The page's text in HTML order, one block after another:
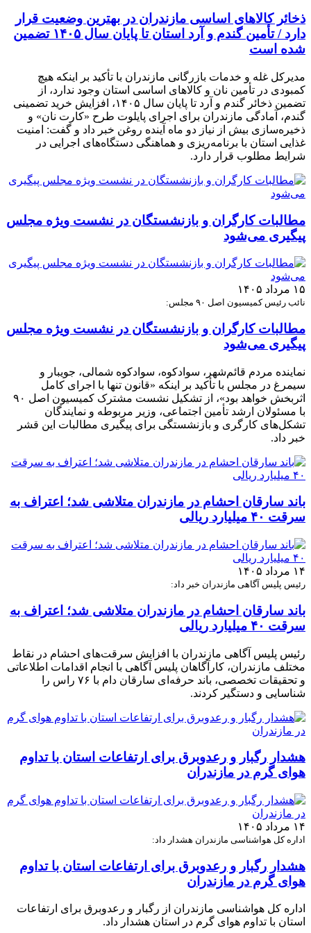
ذخائر کالاهای اساسی مازندران در بهترین وضعیت قرار
دارد / تأمین گندم و آرد استان تا پایان سال ۱۴۰۵ تضمین
شده است
مدیرکل غله و خدمات بازرگانی مازندران با تأکید بر اینکه هیچ
کمبودی در تأمین نان و کالاهای اساسی استان وجود ندارد، از
تضمین ذخائر گندم و آرد تا پایان سال ۱۴۰۵، افزایش خرید تضمینی
گندم، آمادگی مازندران برای اجرای پایلوت طرح «کارت نان» و
ذخیره‌سازی بیش از نیاز دو ماه آینده روغن خبر داد و گفت: امنیت
غذایی استان با برنامه‌ریزی و هماهنگی دستگاه‌های اجرایی در
شرایط مطلوب قرار دارد.
مطالبات کارگران و بازنشستگان در نشست ویژه مجلس
پیگیری می‌شود
۱۵ مرداد ۱۴۰۵
نائب رئیس کمیسیون اصل ۹۰ مجلس:
مطالبات کارگران و بازنشستگان در نشست ویژه مجلس
پیگیری می‌شود
نماینده مردم قائم‌شهر، سوادکوه، سوادکوه شمالی، جویبار و
سیمرغ در مجلس با تأکید بر اینکه «قانون تنها با اجرای کامل
اثربخش خواهد بود»، از تشکیل نشست مشترک کمیسیون اصل ۹۰
با مسئولان ارشد تأمین اجتماعی، وزیر مربوطه و نمایندگان
تشکل‌های کارگری و بازنشستگی برای پیگیری مطالبات این قشر
خبر داد.
باند سارقان احشام در مازندران متلاشی شد؛ اعتراف به
سرقت ۴۰ میلیارد ریالی
۱۴ مرداد ۱۴۰۵
رئیس پلیس آگاهی مازندران خبر داد:
باند سارقان احشام در مازندران متلاشی شد؛ اعتراف به
سرقت ۴۰ میلیارد ریالی
رئیس پلیس آگاهی مازندران با افزایش سرقت‌های احشام در نقاط
مختلف مازندران، کارآگاهان پلیس آگاهی با انجام اقدامات اطلاعاتی
و تحقیقات تخصصی، باند حرفه‌ای سارقان دام با ۷۶ راس را
شناسایی و دستگیر کردند.
هشدار رگبار و رعدوبرق برای ارتفاعات استان با تداوم
هوای گرم در مازندران
۱۴ مرداد ۱۴۰۵
اداره کل هواشناسی مازندران هشدار داد:
هشدار رگبار و رعدوبرق برای ارتفاعات استان با تداوم
هوای گرم در مازندران
اداره کل هواشناسی مازندران از رگبار و رعدوبرق برای ارتفاعات
استان با تداوم هوای گرم در استان هشدار داد.